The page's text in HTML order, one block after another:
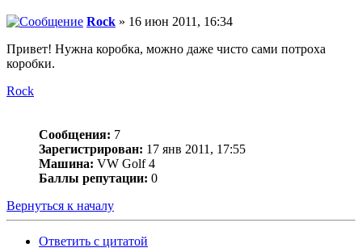
Rock » 16 июн 2011, 16:34
Привет! Нужна коробка, можно даже чисто сами потроха
коробки.
Rock
Сообщения: 7
Зарегистрирован: 17 янв 2011, 17:55
Машина: VW Golf 4
Баллы репутации: 0
Вернуться к началу
Ответить с цитатой